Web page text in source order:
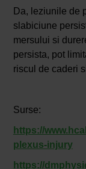
Da, leziunile de
slabiciune
mersului si
persista, pot
riscul de caderi
Surse:
https://
plexus-injury
https://